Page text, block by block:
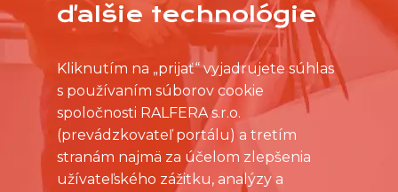
ďalšie technológie
Kliknutím na „prijať“ vyjadrujete súhlas
s používaním súborov cookie
spoločnosti RALFERA s.r.o.
(prevádzkovateľ portálu) a tretím
stranám najmä za účelom zlepšenia
užívateľského zážitku, analýzy a